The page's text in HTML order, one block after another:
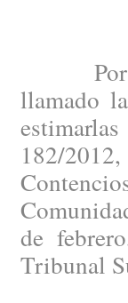
Por
llamado
182/
de
Tribunal